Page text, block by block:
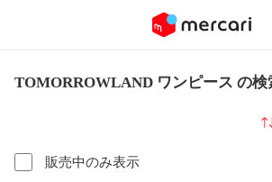
TOMORROWLAND ワンピース の検
販売中のみ表示